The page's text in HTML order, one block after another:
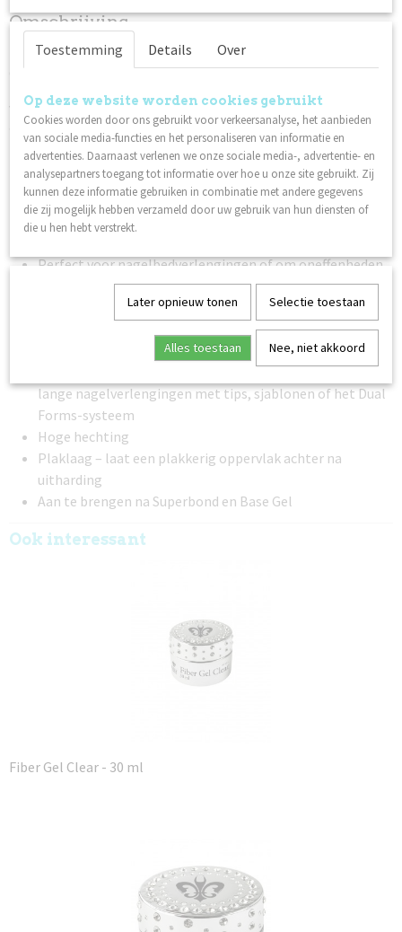
Omschrijving
Builder Gel Nude Pink behoort tot de groep Builder Gels in
onze nieuwe Cover Gel-lijn. De formule egaliseert langzaam –
vinger ondersteboven wordt gehouden en de gel vanzelf een
apex vormt.
Een natuurlijke kleur
Medium gepigmenteerd – dekt met een lichte
transparantie in dunnere lagen, waardoor het mooi
blendt bij de nagelriemen en ideaal is voor de
Perfect voor nagelbedverlengingen of om oneffenheden
in de nagelplaat te bedekken
Medium viscositeit – niveau 2 op een schaal waarbij 1
Zelfnivellerend en gemakkelijk aan te brengen
Hard en stabiel na uitharding – uitstekend geschikt voor
lange nagelverlengingen met tips, sjablonen of het Dual
Forms-systeem
Hoge hechting
Plaklaag – laat een plakkerig oppervlak achter na
uitharding
Aan te brengen na Superbond en Base Gel
Ook interessant
Fiber Gel Clear - 30 ml
Toestemming Details Over
Op deze website worden cookies gebruikt
Cookies worden door ons gebruikt voor verkeersanalyse, het aanbieden
van sociale media-functies en het personaliseren van informatie en
advertenties. Daarnaast verlenen we onze sociale media-, advertentie- en
analysepartners toegang tot informatie over hoe u onze site gebruikt. Zij
kunnen deze informatie gebruiken in combinatie met andere gegevens
die zij mogelijk hebben verzameld door uw gebruik van hun diensten of
die u hen hebt verstrekt.
Later opnieuw tonen Selectie toestaan
Alles toestaan Nee, niet akkoord